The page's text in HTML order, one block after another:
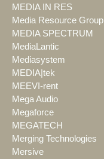
MEDIA IN RES
Media Resource Group
MEDIA SPECTRUM
MediaLantic
Mediasystem
MEDIA|tek
MEEVI-rent
Mega Audio
Megaforce
MEGATECH
Merging Technologies
Mersive